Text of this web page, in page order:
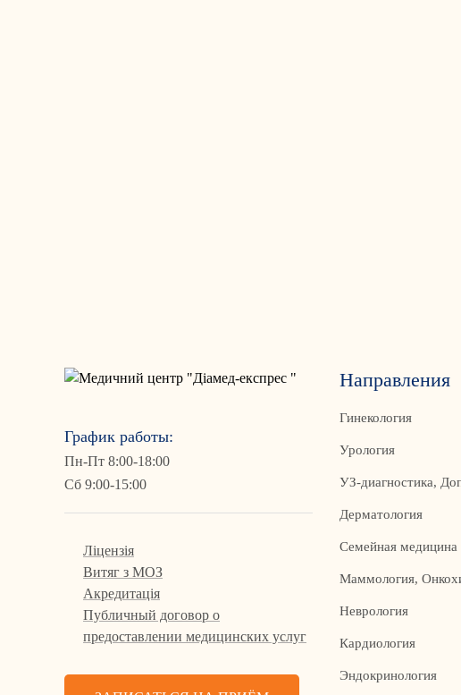
График работы:
Пн-Пт 8:00-18:00
Сб 9:00-15:00
Ліцензія
Витяг з МОЗ
Акредитація
Публичный договор о
предоставлении медицинских услуг
Направления
Гинекология
Урология
УЗ-диагностика,
Дерматология
Семейная медицина
Маммология,
Неврология
Кардиология
Эндокринология